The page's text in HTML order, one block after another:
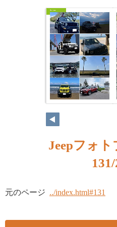
Jeepフォト
元のページ ../index.html#131